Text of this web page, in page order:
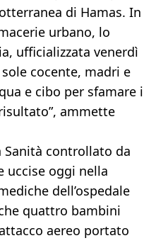
di Hamas. In
urbano, lo
ufficializzata venerdì
cocente, madri e
e cibo per sfamare i
ammette
controllato da
uccise oggi nella
dell’ospedale
quattro bambini
aereo portato